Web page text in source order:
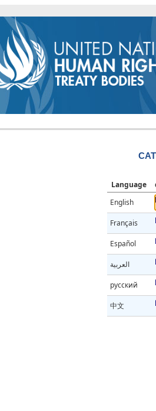
Language
English
Français
Español
العربية
русский
中文